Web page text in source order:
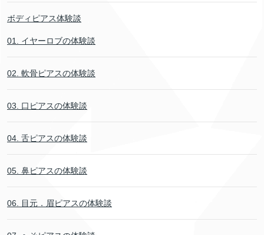
ボディピアス体験談
01. イヤーロブの体験談
02. 軟骨ピアスの体験談
03. 口ピアスの体験談
04. 舌ピアスの体験談
05. 鼻ピアスの体験談
06. 目元．眉ピアスの体験談